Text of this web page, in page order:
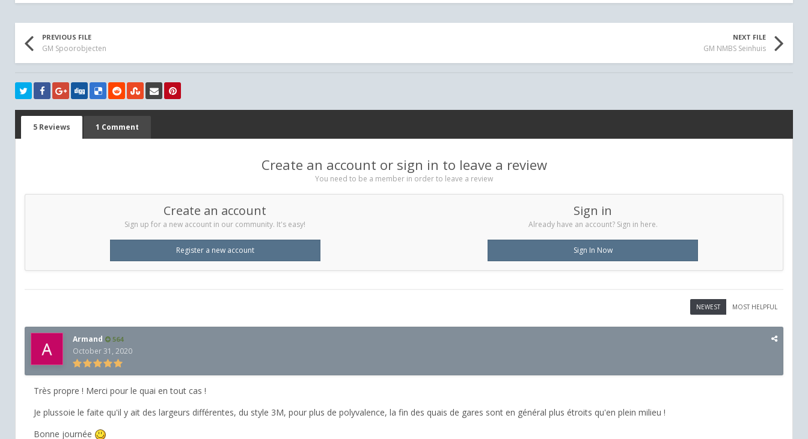
PREVIOUS FILE
GM Spoorobjecten
NEXT FILE
GM NMBS Seinhuis
5 Reviews 1 Comment
Create an account or sign in to leave a review
You need to be a member in order to leave a review
Create an account
Sign up for a new account in our community. It's easy!
Register a new account
Sign in
Already have an account? Sign in here.
Sign In Now
MOST HELPFUL
NEWEST
Armand 564
October 31, 2020
Très propre ! Merci pour le quai en tout cas !
Je plussoie le faite qu'il y ait des largeurs différentes, du style 3M, pour plus de polyvalence, la fin des quais de gares sont en général plus étroits qu'en plein milieu !
Bonne journée